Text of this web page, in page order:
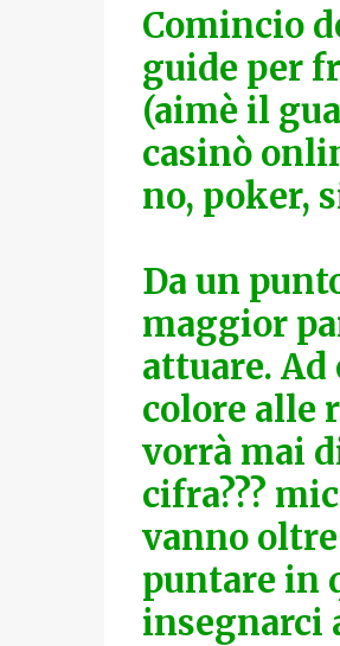
Comincio
guide per
(aimè il
casinò
no, poker,
Da un
maggior
attuare.
colore alle
vorrà mai
cifra???
vanno
puntare in
insegnarci